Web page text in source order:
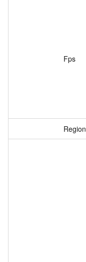
Fps
Region